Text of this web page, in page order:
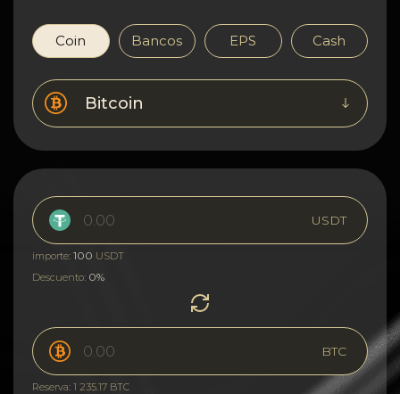
Mapa del sitio
USDT
importe: 100 USDT
Descuento: 0%
BTC
Reserva: 1 235.17 BTC
Coin Bancos EPS Cash
Bitcoin